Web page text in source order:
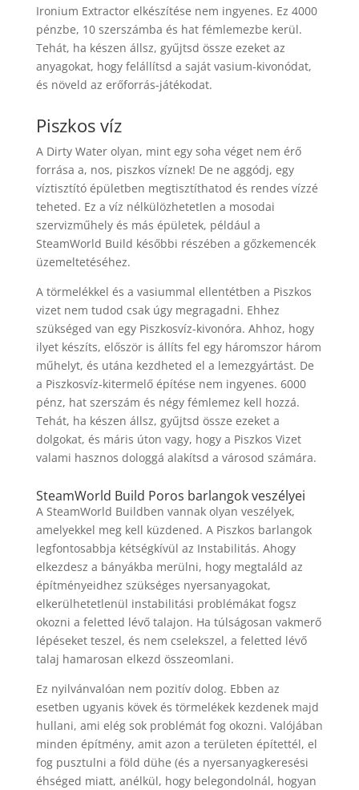
Ironium Extractor elkészítése nem ingyenes. Ez 4000
pénzbe, 10 szerszámba és hat fémlemezbe kerül.
Tehát, ha készen állsz, gyűjtsd össze ezeket az
anyagokat, hogy felállítsd a saját vasium-kivonódat,
és növeld az erőforrás-játékodat.
Piszkos víz
A Dirty Water olyan, mint egy soha véget nem érő
forrása a, nos, piszkos víznek! De ne aggódj, egy
víztisztító épületben megtisztíthatod és rendes vízzé
teheted. Ez a víz nélkülözhetetlen a mosodai
szervizműhely és más épületek, például a
SteamWorld Build későbbi részében a gőzkemencék
üzemeltetéséhez.
A törmelékkel és a vasiummal ellentétben a Piszkos
vizet nem tudod csak úgy megragadni. Ehhez
szükséged van egy Piszkosvíz-kivonóra. Ahhoz, hogy
ilyet készíts, először is állíts fel egy háromszor három
műhelyt, és utána kezdheted el a lemezgyártást. De
a Piszkosvíz-kitermelő építése nem ingyenes. 6000
pénz, hat szerszám és négy fémlemez kell hozzá.
Tehát, ha készen állsz, gyűjtsd össze ezeket a
dolgokat, és máris úton vagy, hogy a Piszkos Vizet
valami hasznos dologgá alakítsd a városod számára.
SteamWorld Build Poros barlangok veszélyei
A SteamWorld Buildben vannak olyan veszélyek,
amelyekkel meg kell küzdened. A Piszkos barlangok
legfontosabbja kétségkívül az Instabilitás. Ahogy
elkezdesz a bányákba merülni, hogy megtaláld az
építményeidhez szükséges nyersanyagokat,
elkerülhetetlenül instabilitási problémákat fogsz
okozni a feletted lévő talajon. Ha túlságosan vakmerő
lépéseket teszel, és nem cselekszel, a feletted lévő
talaj hamarosan elkezd összeomlani.
Ez nyilvánvalóan nem pozitív dolog. Ebben az
esetben ugyanis kövek és törmelékek kezdenek majd
hullani, ami elég sok problémát fog okozni. Valójában
minden építmény, amit azon a területen építettél, el
fog pusztulni a föld dühe (és a nyersanyagkeresési
éhséged miatt, anélkül, hogy belegondolnál, hogyan